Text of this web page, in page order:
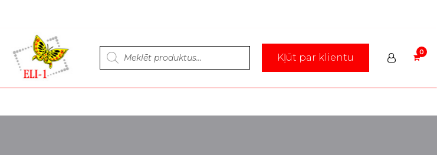
Products
search Kļūt par klientu